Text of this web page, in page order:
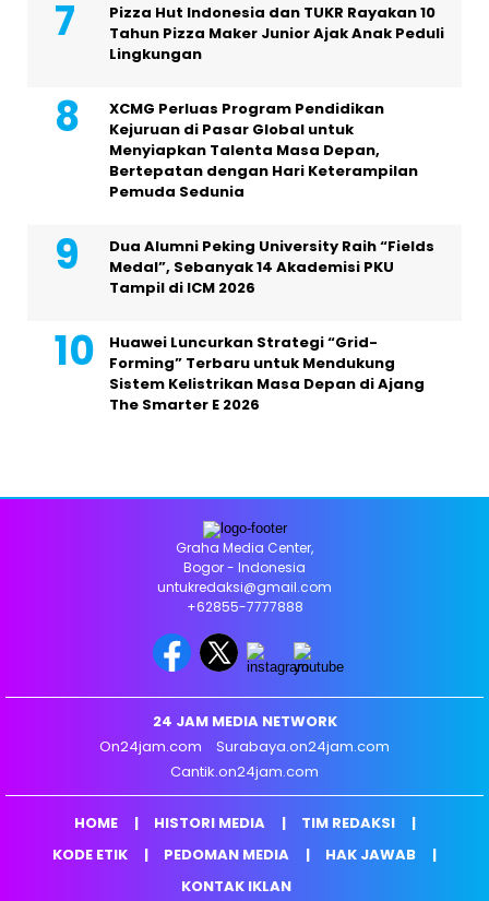
Pizza Hut Indonesia dan TUKR Rayakan 10
Tahun Pizza Maker Junior Ajak Anak Peduli
Lingkungan
XCMG Perluas Program Pendidikan
Kejuruan di Pasar Global untuk
Menyiapkan Talenta Masa Depan,
Bertepatan dengan Hari Keterampilan
Pemuda Sedunia
Dua Alumni Peking University Raih “Fields
Medal”, Sebanyak 14 Akademisi PKU
Tampil di ICM 2026
Huawei Luncurkan Strategi “Grid-
Forming” Terbaru untuk Mendukung
Sistem Kelistrikan Masa Depan di Ajang
The Smarter E 2026
Graha Media Center,
Bogor - Indonesia
untukredaksi@gmail.com
+62855-7777888
24 JAM MEDIA NETWORK
On24jam.com
Surabaya.on24jam.com
Cantik.on24jam.com
HOME HISTORI MEDIA
TIM REDAKSI
KODE ETIK
PEDOMAN MEDIA
HAK JAWAB
KONTAK IKLAN